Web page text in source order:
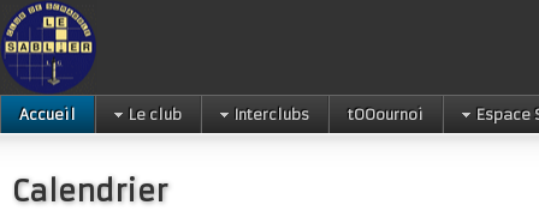
Accueil Le club Interclubs tOOournoi Espace
Calendrier